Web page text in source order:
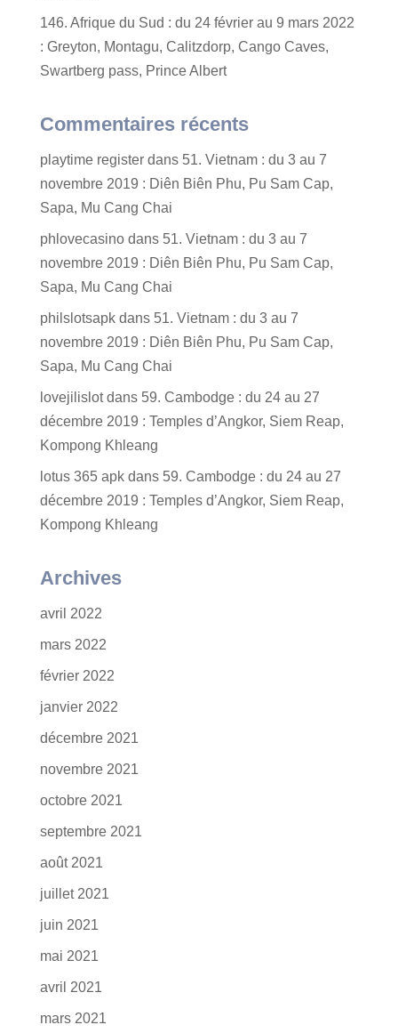
146. Afrique du Sud : du 24 février au 9 mars 2022
: Greyton, Montagu, Calitzdorp, Cango Caves,
Swartberg pass, Prince Albert
Commentaires récents
playtime registerdans 51. Vietnam : du 3 au 7
novembre 2019 : Diên Biên Phu, Pu Sam Cap,
Sapa, Mu Cang Chai
phlovecasinodans 51. Vietnam : du 3 au 7
novembre 2019 : Diên Biên Phu, Pu Sam Cap,
Sapa, Mu Cang Chai
philslotsapkdans 51. Vietnam : du 3 au 7
novembre 2019 : Diên Biên Phu, Pu Sam Cap,
Sapa, Mu Cang Chai
lovejilislotdans 59. Cambodge : du 24 au 27
décembre 2019 : Temples d’Angkor, Siem Reap,
Kompong Khleang
lotus 365 apkdans 59. Cambodge : du 24 au 27
décembre 2019 : Temples d’Angkor, Siem Reap,
Kompong Khleang
Archives
avril 2022
mars 2022
février 2022
janvier 2022
décembre 2021
novembre 2021
octobre 2021
septembre 2021
août 2021
juillet 2021
juin 2021
mai 2021
avril 2021
mars 2021